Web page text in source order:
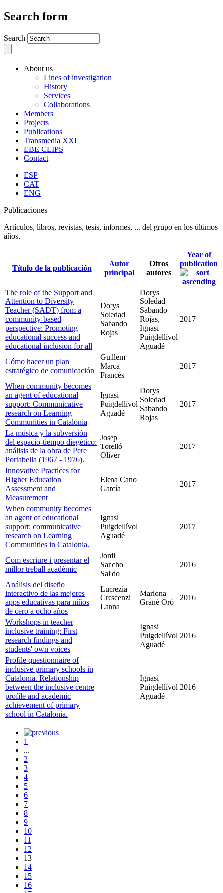
Search form
Search
About us
Lines of investigation
History
Services
Collaborations
Members
Projects
Publications
Transmedia XXI
EBE CLIPS
Contact
ESP
CAT
ENG
Publicaciones
Artículos, libros, revistas, tesis, informes, ... del grupo en los últimos
años.
Título de la publicación
Autor
principal
Otros
autores
Year of
publication
The role of the Support and
Attention to Diversity
Teacher (SADT) from a
community-based
perspective: Promoting
educational success and
educational inclusion for all
Dorys
Soledad
Sabando
Rojas
Dorys
Soledad
Sabando
Rojas,
Ignasi
Puigdellívol
Aguadé
2017
Cómo hacer un plan
estratégico de comunicación
Guillem
Marca
Francés
2017
When community becomes
an agent of educational
support: Communicative
research on Learning
Communities in Catalonia
Ignasi
Puigdellívol
Aguadé
Dorys
Soledad
Sabando
Rojas
2017
La música y la subversión
del espacio-tiempo diegético:
análisis de la obra de Pere
Portabella (1967 - 1976).
Josep
Torelló
Oliver
2017
Innovative Practices for
Higher Education
Assessment and
Measurement
Elena Cano
García
2017
When community becomes
an agent of educational
support: communicative
research on Learning
Communities in Catalonia.
Ignasi
Puigdellívol
Aguadé
2017
Com escriure i presentar el
millor treball acadèmic
Jordi
Sancho
Salido
2016
Análisis del diseño
interactivo de las mejores
apps educativas para niños
de cero a ocho años
Lucrezia
Crescenzi
Lanna
Mariona
Grané Oró
2016
Workshops in teacher
inclusive training: First
research findings and
students' own voices
Ignasi
Puigdellívol
Aguadé
2016
Profile questionnaire of
inclusive primary schools in
Catalonia. Relationship
between the inclusive centre
profile and academic
achievement of primary
school in Catalonia.
Ignasi
Puigdellívol
Aguadé
2016
1
...
2
3
4
5
6
7
8
9
10
11
12
13
14
15
16